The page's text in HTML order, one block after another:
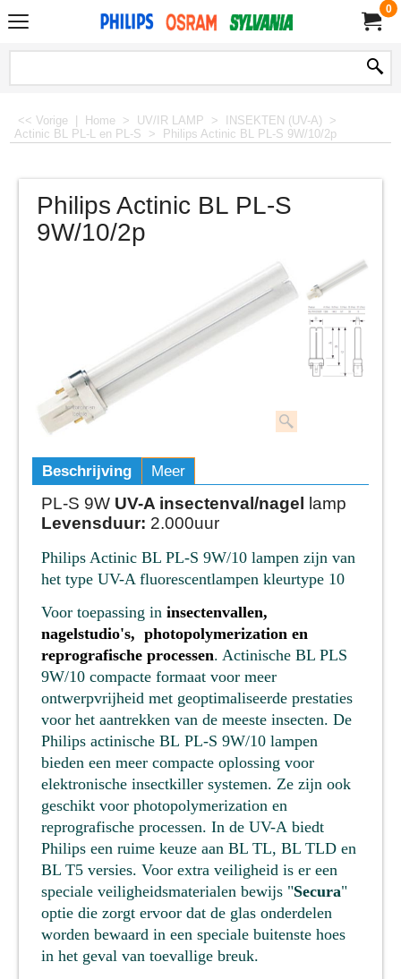
0
<< Vorige Home > UV/IR LAMP > INSEKTEN (UV-A) >
Actinic BL PL-L en PL-S > Philips Actinic BL PL-S 9W/10/2p
Philips Actinic BL PL-S
9W/10/2p
Beschrijving Meer
PL-S 9W UV-A insectenval/nagel
lamp
Levensduur: 2.000uur
Philips Actinic BL PL-S 9W/10 lampen zijn van
het type UV-A fluorescentlampen kleurtype 10
Voor toepassing in insectenvallen,
nagelstudio's, photopolymerization en
reprografische processen. Actinische BL PLS
9W/10 compacte formaat voor meer
ontwerpvrijheid met geoptimaliseerde prestaties
voor het aantrekken van de meeste insecten. De
Philips actinische BL PL-S 9W/10 lampen
bieden een meer compacte oplossing voor
elektronische insectkiller systemen. Ze zijn ook
geschikt voor photopolymerization en
reprografische processen. In de UV-A biedt
Philips een ruime keuze aan BL TL, BL TLD en
BL T5 versies. Voor extra veiligheid is er een
speciale veiligheidsmaterialen bewijs "Secura"
optie die zorgt ervoor dat de glas onderdelen
worden bewaard in een speciale buitenste hoes
in het geval van toevallige breuk.